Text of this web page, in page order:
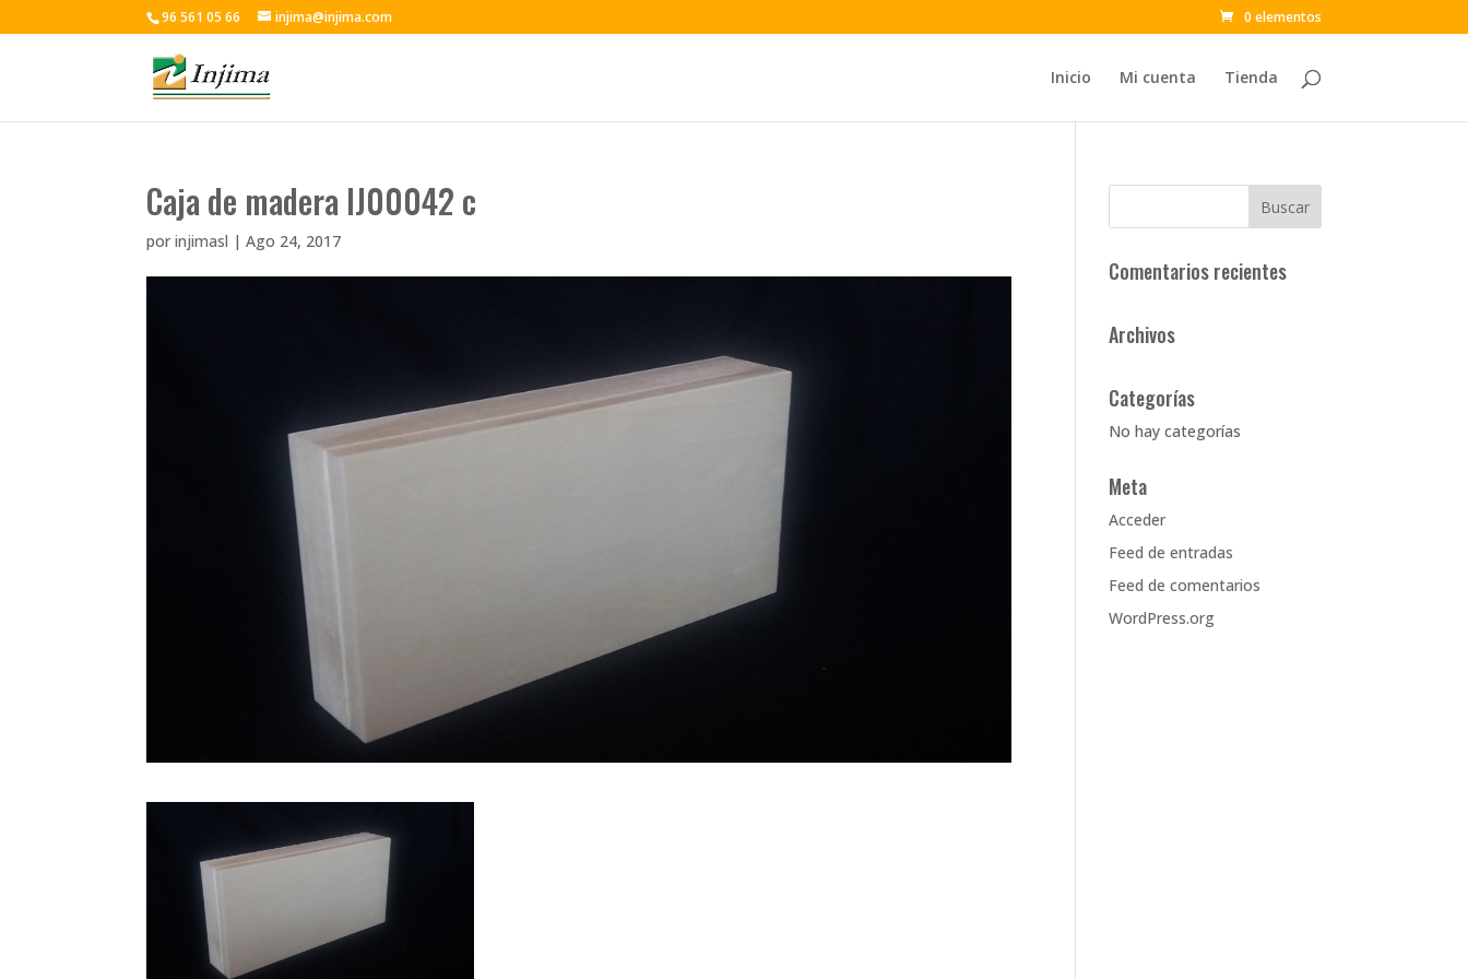
96 561 05 66 injima@injima.com 0 elementos
Inicio Mi cuenta Tienda
Caja de madera IJ00042 c
porinjimasl |Ago 24, 2017
Comentarios recientes
Archivos
Categorías
No hay categorías
Meta
Acceder
Feed de entradas
Feed de comentarios
WordPress.org